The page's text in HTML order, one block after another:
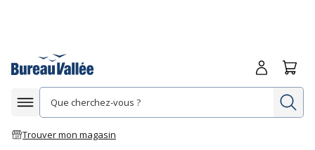
Afficher la navigation
Trouver mon magasin
Me